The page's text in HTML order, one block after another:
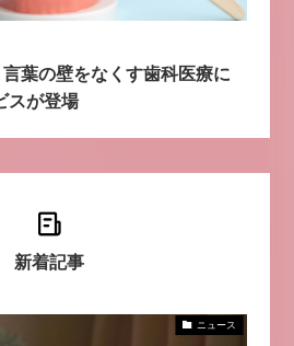
葉の壁をなくす歯科医療に
スが登場
新着記事
ニュース